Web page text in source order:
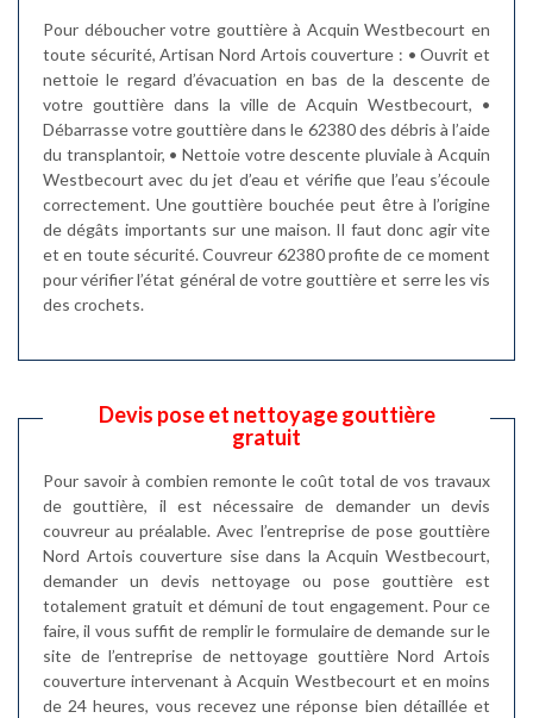
Pour déboucher votre gouttière à Acquin Westbecourt en
toute sécurité, Artisan Nord Artois couverture : • Ouvrit et
nettoie le regard d’évacuation en bas de la descente de
votre gouttière dans la ville de Acquin Westbecourt, •
Débarrasse votre gouttière dans le 62380 des débris à l’aide
du transplantoir, • Nettoie votre descente pluviale à Acquin
Westbecourt avec du jet d’eau et vérifie que l’eau s’écoule
correctement. Une gouttière bouchée peut être à l’origine
de dégâts importants sur une maison. Il faut donc agir vite
et en toute sécurité. Couvreur 62380 profite de ce moment
pour vérifier l’état général de votre gouttière et serre les vis
des crochets.
Devis pose et nettoyage gouttière
gratuit
Pour savoir à combien remonte le coût total de vos travaux
de gouttière, il est nécessaire de demander un devis
couvreur au préalable. Avec l’entreprise de pose gouttière
Nord Artois couverture sise dans la Acquin Westbecourt,
demander un devis nettoyage ou pose gouttière est
totalement gratuit et démuni de tout engagement. Pour ce
faire, il vous suffit de remplir le formulaire de demande sur le
site de l’entreprise de nettoyage gouttière Nord Artois
couverture intervenant à Acquin Westbecourt et en moins
de 24 heures, vous recevez une réponse bien détaillée et